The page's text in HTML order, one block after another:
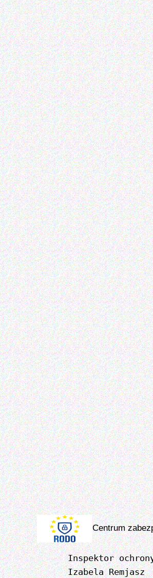
Centrum
Inspektor
Izabela Remjasz